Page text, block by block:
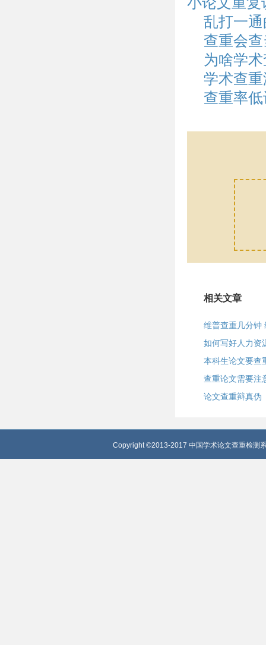
乱打一
查重会
为啥学
学术查
查重率
相关文章
维普查重几分钟
如何写好人力资
本科生论文要查
查重论文需要注
论文查重辩真伪
Copyright ©2013-2017 中国学术论文查重检